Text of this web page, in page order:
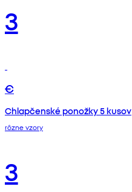
3
€
Chlapčenské ponožky 5 kusov
rôzne vzory
3